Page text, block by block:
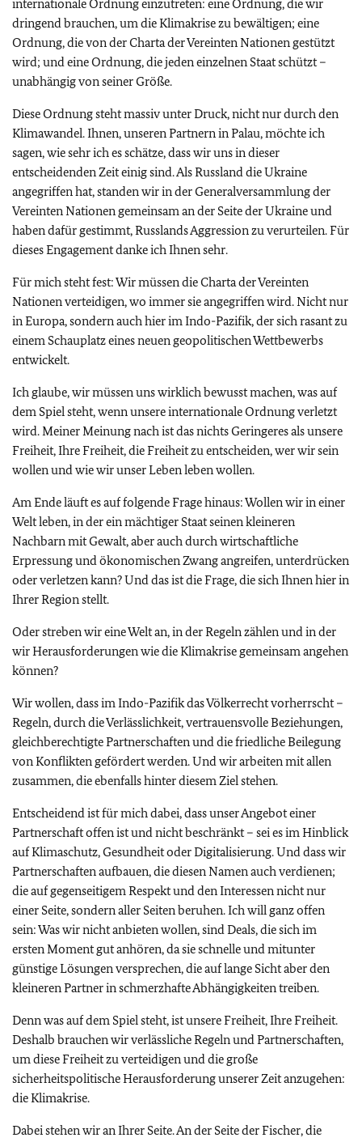
internationale Ordnung einzutreten: eine Ordnung, die wir
dringend brauchen, um die Klimakrise zu bewältigen; eine
Ordnung, die von der Charta der Vereinten Nationen gestützt
wird; und eine Ordnung, die jeden einzelnen Staat schützt –
unabhängig von seiner Größe.
Diese Ordnung steht massiv unter Druck, nicht nur durch den
Klimawandel. Ihnen, unseren Partnern in Palau, möchte ich
sagen, wie sehr ich es schätze, dass wir uns in dieser
entscheidenden Zeit einig sind. Als Russland die Ukraine
angegriffen hat, standen wir in der Generalversammlung der
Vereinten Nationen gemeinsam an der Seite der Ukraine und
haben dafür gestimmt, Russlands Aggression zu verurteilen. Für
dieses Engagement danke ich Ihnen sehr.
Für mich steht fest: Wir müssen die Charta der Vereinten
Nationen verteidigen, wo immer sie angegriffen wird. Nicht nur
in Europa, sondern auch hier im Indo-Pazifik, der sich rasant zu
einem Schauplatz eines neuen geopolitischen Wettbewerbs
entwickelt.
Ich glaube, wir müssen uns wirklich bewusst machen, was auf
dem Spiel steht, wenn unsere internationale Ordnung verletzt
wird. Meiner Meinung nach ist das nichts Geringeres als unsere
Freiheit, Ihre Freiheit, die Freiheit zu entscheiden, wer wir sein
wollen und wie wir unser Leben leben wollen.
Am Ende läuft es auf folgende Frage hinaus: Wollen wir in einer
Welt leben, in der ein mächtiger Staat seinen kleineren
Nachbarn mit Gewalt, aber auch durch wirtschaftliche
Erpressung und ökonomischen Zwang angreifen, unterdrücken
oder verletzen kann? Und das ist die Frage, die sich Ihnen hier in
Ihrer Region stellt.
Oder streben wir eine Welt an, in der Regeln zählen und in der
wir Herausforderungen wie die Klimakrise gemeinsam angehen
können?
Wir wollen, dass im Indo-Pazifik das Völkerrecht vorherrscht –
Regeln, durch die Verlässlichkeit, vertrauensvolle Beziehungen,
gleichberechtigte Partnerschaften und die friedliche Beilegung
von Konflikten gefördert werden. Und wir arbeiten mit allen
zusammen, die ebenfalls hinter diesem Ziel stehen.
Entscheidend ist für mich dabei, dass unser Angebot einer
Partnerschaft offen ist und nicht beschränkt – sei es im Hinblick
auf Klimaschutz, Gesundheit oder Digitalisierung. Und dass wir
Partnerschaften aufbauen, die diesen Namen auch verdienen;
die auf gegenseitigem Respekt und den Interessen nicht nur
einer Seite, sondern aller Seiten beruhen. Ich will ganz offen
sein: Was wir nicht anbieten wollen, sind Deals, die sich im
ersten Moment gut anhören, da sie schnelle und mitunter
günstige Lösungen versprechen, die auf lange Sicht aber den
kleineren Partner in schmerzhafte Abhängigkeiten treiben.
Denn was auf dem Spiel steht, ist unsere Freiheit, Ihre Freiheit.
Deshalb brauchen wir verlässliche Regeln und Partnerschaften,
um diese Freiheit zu verteidigen und die große
sicherheitspolitische Herausforderung unserer Zeit anzugehen:
die Klimakrise.
Dabei stehen wir an Ihrer Seite. An der Seite der Fischer, die